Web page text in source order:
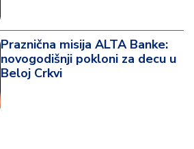
Praznična misija ALTA Banke:
novogodišnji pokloni za decu u
Beloj Crkvi